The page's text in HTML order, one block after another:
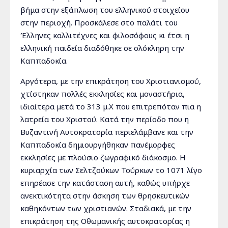
βήμα στην εξάπλωση του ελληνικού στοιχείου
στην περιοχή. Προσκάλεσε στο παλάτι του
Έλληνες καλλιτέχνες και φιλοσόφους κι έτσι η
ελληνική παιδεία διαδόθηκε σε ολόκληρη την
Καππαδοκία.
Αργότερα, με την επικράτηση του Χριστιανισμού,
χτίστηκαν πολλές εκκλησίες και μοναστήρια,
ιδιαίτερα μετά το 313 μ.Χ που επιτρεπόταν πια η
λατρεία του Χριστού. Κατά την περίοδο που η
Βυζαντινή Αυτοκρατορία περιελάμβανε και την
Καππαδοκία δημιουργήθηκαν πανέμορφες
εκκλησίες με πλούσιο ζωγραφικό διάκοσμο. Η
κυριαρχία των Σελτζούκων Τούρκων το 1071 λίγο
επηρέασε την κατάσταση αυτή, καθώς υπήρχε
ανεκτικότητα στην άσκηση των θρησκευτικών
καθηκόντων των χριστιανών. Σταδιακά, με την
επικράτηση της Οθωμανικής αυτοκρατορίας η